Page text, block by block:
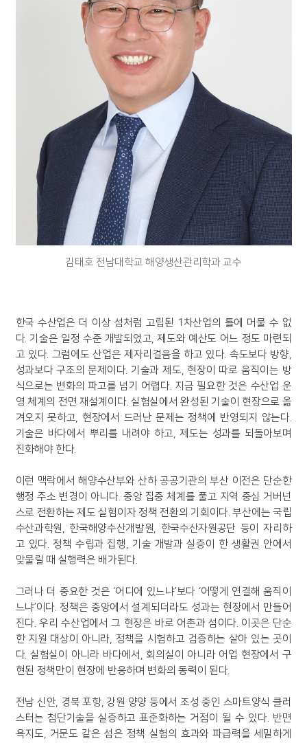
S
보
내
기
김태호 전남대학교 해양생산관리학과 교수
한국 수산업은 더 이상 섬처럼 고립된 1차산업의 틀에 머물 수 없
다. 기술은 일정 수준 개발되었고, 제도와 예산도 어느 정도 마련되
고 있다. 그럼에도 산업은 제자리걸음을 하고 있다. 속도보다 방향,
성과보다 구조의 문제이다. 기술과 제도, 현장이 따로 움직이는 방
식으로는 변화의 파고를 넘기 어렵다. 지금 필요한 것은 수산업 운
영 체계의 전면 재설계이다. 실험실에서 완성된 기술이 현장으로 옮
겨오지 못하고, 현장에서 드러난 문제는 정책에 반영되지 않는다.
기술은 바다에서 뿌리를 내려야 하고, 제도는 성과를 되돌아보며
진화해야 한다.
이런 맥락에서 해양수산부와 산하 공공기관의 부산 이전은 단순한
행정 주소 변경이 아니다. 중앙 집중 체계를 풀고 지역 중심 거버넌
스로 전환하는 제도 실험이자 정책 전환의 기회이다. 부산에는 국립
수산과학원, 한국해양수산개발원, 한국수산자원공단 등이 자리하
고 있다. 정책 수립과 집행, 기술 개발과 실증이 한 생활권 안에서
맞물릴 때 실행력은 배가된다.
그러나 더 중요한 것은 ‘어디에 있느냐’보다 ‘어떻게 연결해 움직이
느냐’이다. 정책은 중앙에서 설계되더라도 성과는 현장에서 만들어
진다. 우리 수산업에서 그 현장은 바로 어촌과 섬이다. 이곳은 단순
한 지원 대상이 아니라, 정책을 시험하고 검증하는 살아 있는 곳이
다. 실험실이 아니라 바다에서, 회의실이 아니라 어업 현장에서 구
현된 정책만이 현장에 반응하며 변화의 동력이 된다.
전남 신안, 경북 포항, 강원 양양 등에서 조성 중인 스마트양식 클러
스터는 첨단기술을 실증하고 표준화하는 거점이 될 수 있다. 반면
욕지도, 거문도 같은 섬은 정책 실험의 효과와 파급력을 세밀하게